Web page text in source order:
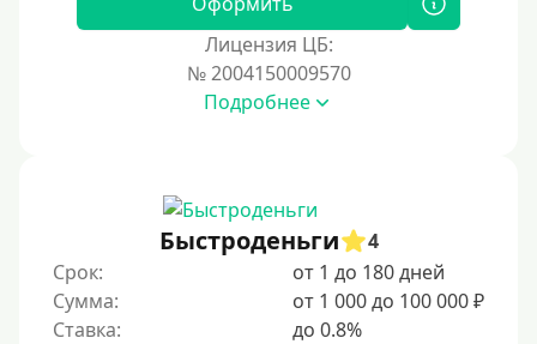
Лицензия ЦБ:
№ 2004150009570
Подробнее
Быстроденьги
4
Срок:
от 1 до 180 дней
Сумма:
от 1 000 до 100 000 ₽
Ставка:
до 0.8%